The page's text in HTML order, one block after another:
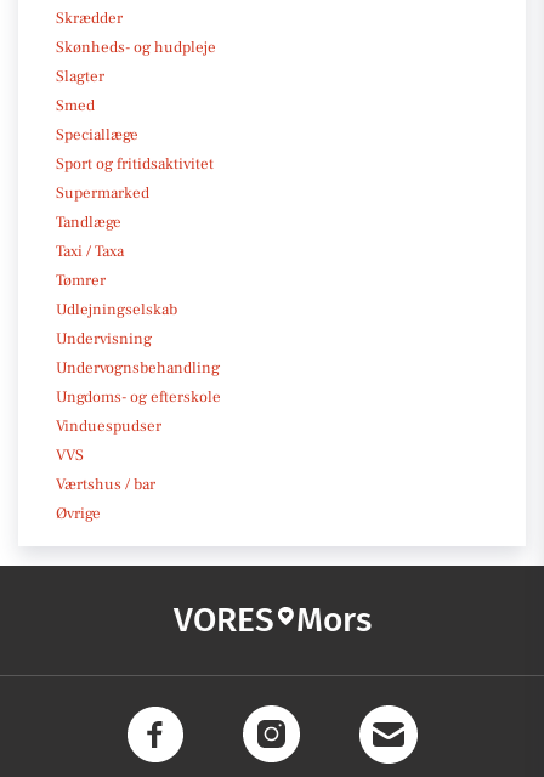
Skrædder
Skønheds- og hudpleje
Slagter
Smed
Speciallæge
Sport og fritidsaktivitet
Supermarked
Tandlæge
Taxi / Taxa
Tømrer
Udlejningselskab
Undervisning
Undervognsbehandling
Ungdoms- og efterskole
Vinduespudser
VVS
Værtshus / bar
Øvrige
VORES Mors